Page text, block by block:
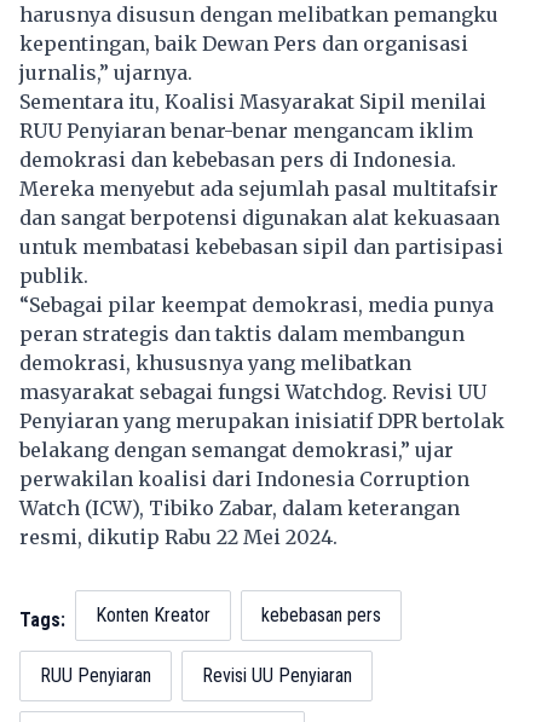
harusnya disusun dengan melibatkan pemangku
kepentingan, baik Dewan Pers dan organisasi
jurnalis,” ujarnya.
Sementara itu, Koalisi Masyarakat Sipil menilai
RUU Penyiaran benar-benar mengancam iklim
demokrasi dan kebebasan pers di Indonesia.
Mereka menyebut ada sejumlah pasal multitafsir
dan sangat berpotensi digunakan alat kekuasaan
untuk membatasi kebebasan sipil dan partisipasi
publik.
“Sebagai pilar keempat demokrasi, media punya
peran strategis dan taktis dalam membangun
demokrasi, khususnya yang melibatkan
masyarakat sebagai fungsi Watchdog. Revisi UU
Penyiaran yang merupakan inisiatif DPR bertolak
belakang dengan semangat demokrasi,” ujar
perwakilan koalisi dari Indonesia Corruption
Watch (ICW), Tibiko Zabar, dalam keterangan
resmi, dikutip Rabu 22 Mei 2024.
Tags: Konten Kreator kebebasan pers
RUU Penyiaran Revisi UU Penyiaran